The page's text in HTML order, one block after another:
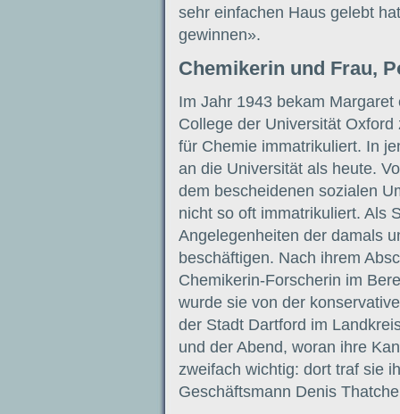
sehr einfachen Haus gelebt
gewinnen».
Chemikerin und Frau,
Im Jahr 1943 bekam
College der Universität
für Chemie immatrikuliert. In
an die Universität als heute.
dem bescheidenen sozialen
nicht so oft immatrikuliert. Als
Angelegenheiten der damals
beschäftigen. Nach ihrem
Chemikerin-Forscherin im
wurde sie von der
der Stadt Dartford im
und der Abend, woran ihre
zweifach wichtig: dort traf sie
Geschäftsmann Denis